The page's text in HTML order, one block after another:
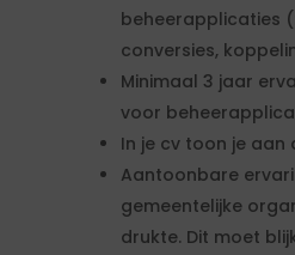
beheerapplicaties
conversies,
Minimaal 3 jaar
voor
In je cv toon je aan
Aantoonbare
gemeentelijke
drukte. Dit moet